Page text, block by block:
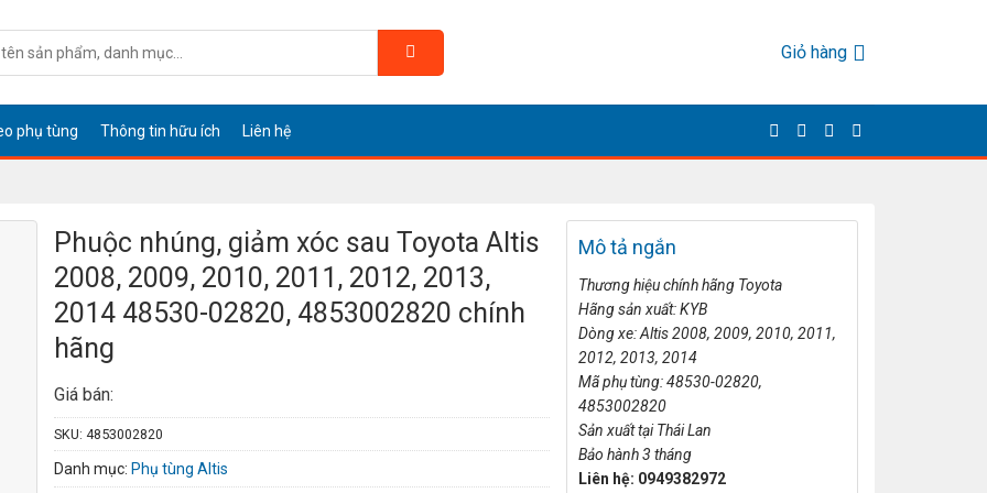
Giỏ hàng
phụ tùng Thông tin hữu ích Liên hệ
Phuộc nhúng, giảm xóc sau Toyota Altis
2008, 2009, 2010, 2011, 2012, 2013,
2014 48530-02820, 4853002820 chính
hãng
Giá bán:
SKU: 4853002820
Danh mục: Phụ tùng Altis
Mô tả ngắn
Thương hiệu chính hãng Toyota
Hãng sản xuất: KYB
Dòng xe:Altis 2008, 2009, 2010, 2011,
2012, 2013, 2014
Mã phụ tùng:48530-02820,
4853002820
Sản xuất tạiThái Lan
Bảo hành 3 tháng
Liên hệ: 0949382972